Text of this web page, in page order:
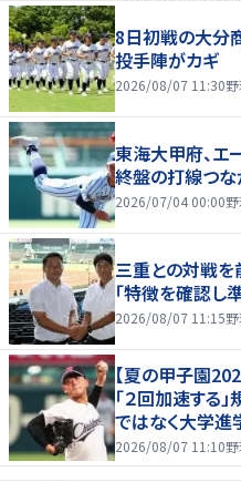
8日初戦の大分
投手陣がカギ
2026/08/07 11:30
東海大甲府、
終盤の打線つな
2026/07/04 00:00
三重との対戦
「特徴を確認し
2026/08/07 11:15
【夏の甲子園
「２回加速する
ではなく大学進
2026/08/07 11:10